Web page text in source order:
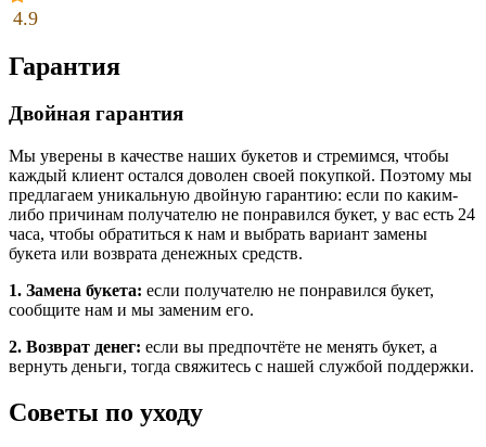
4.9
Гарантия
Двойная гарантия
Мы уверены в качестве наших букетов и стремимся, чтобы
каждый клиент остался доволен своей покупкой. Поэтому мы
предлагаем уникальную двойную гарантию: если по каким-
либо причинам получателю не понравился букет, у вас есть 24
часа, чтобы обратиться к нам и выбрать вариант замены
букета или возврата денежных средств.
1. Замена букета: если получателю не понравился букет,
сообщите нам и мы заменим его.
2. Возврат денег: если вы предпочтёте не менять букет, а
вернуть деньги, тогда свяжитесь с нашей службой поддержки.
Советы по уходу